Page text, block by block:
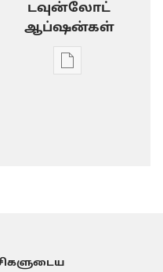
டவுன்லோட்
ஆப்ஷன்கள்
டிஜிட்டல்